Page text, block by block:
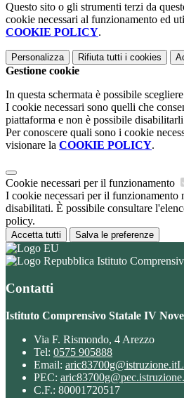
Questo sito o gli strumenti terzi da
cookie necessari al funzionamento ed
COOKIE POLICY.
Personalizza Rifiuta tutti i cookies
Gestione cookie
In questa schermata è possibile
I cookie necessari sono quelli che
piattaforma e non è possibile
Per conoscere quali sono i cookie
visionare la COOKIE POLICY.
Cookie necessari per il funzionamento
I cookie necessari per il funzionamento
disabilitati. È possibile consultare
policy.
Accetta tutti Salva le preferenze
Istituto
Contatti
Istituto Comprensivo Statale IV
Via F. Rismondo, 4 Arezzo
Tel: 0575 905888
Email: aric83700g@istruzione.it
PEC:
C.F.: 80001720517